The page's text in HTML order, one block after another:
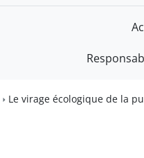
Le virage écologique de la